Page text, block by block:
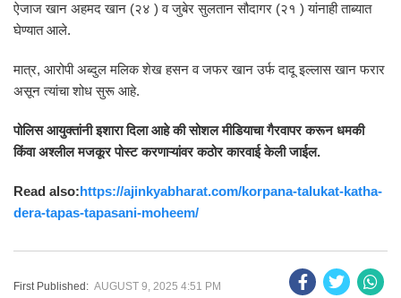
ऐजाज खान अहमद खान (२४ ) व जुबेर सुलतान सौदागर (२१ ) यांनाही ताब्यात
घेण्यात आले.
मात्र, आरोपी अब्दुल मलिक शेख हसन व जफर खान उर्फ दादू इल्लास खान फरार
असून त्यांचा शोध सुरू आहे.
पोलिस आयुक्तांनी इशारा दिला आहे की सोशल मीडियाचा गैरवापर करून धमकी
किंवा अश्लील मजकूर पोस्ट करणाऱ्यांवर कठोर कारवाई केली जाईल.
Read also:https://ajinkyabharat.com/korpana-talukat-katha-
dera-tapas-tapasani-moheem/
First Published: AUGUST 9, 2025 4:51 PM